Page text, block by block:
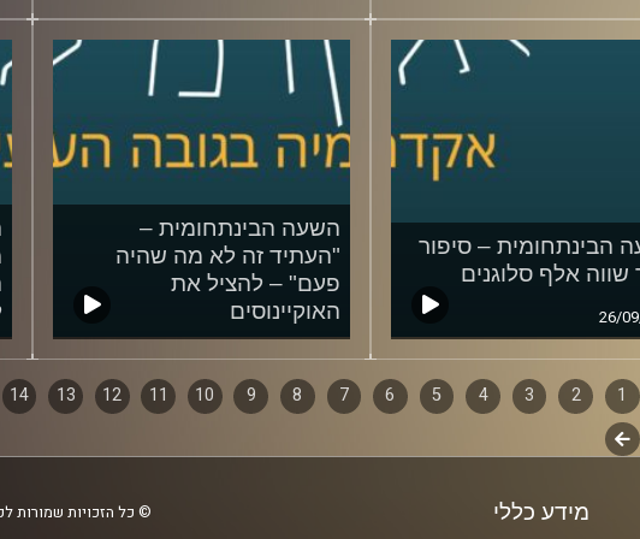
הבינתחומית – סיפור
אלף סלוגנים
26/
השעה הבינתחומית –
"העתיד זה לא מה שהיה
פעם" – להציל את
האוקיינוסים
12/09/2018
1
2
3
4
5
6
7
8
9
10
11
12
13
14
לשלב
מידע כללי © כל הזכויות שמורות